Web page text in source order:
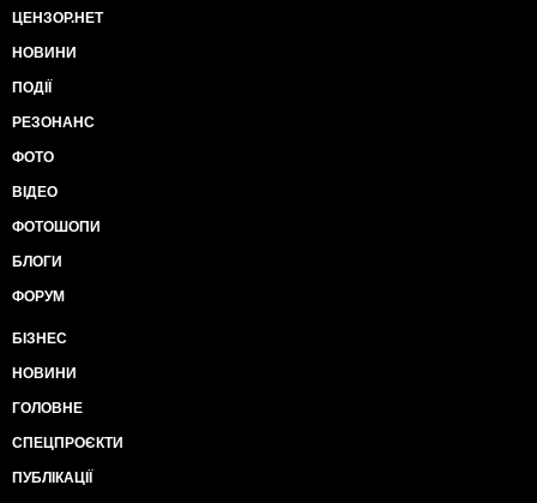
ЦЕНЗОР.НЕТ
НОВИНИ
ПОДІЇ
РЕЗОНАНС
ФОТО
ВІДЕО
ФОТОШОПИ
БЛОГИ
ФОРУМ
БІЗНЕС
НОВИНИ
ГОЛОВНЕ
СПЕЦПРОЄКТИ
ПУБЛІКАЦІЇ